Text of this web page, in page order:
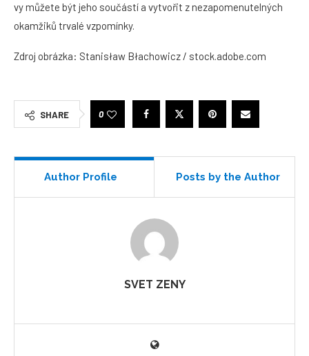
vy můžete být jeho součástí a vytvořit z nezapomenutelných
okamžiků trvalé vzpomínky.
Zdroj obrázka: Stanisław Błachowicz / stock.adobe.com
SHARE 0
Author Profile Posts by the Author
SVET ZENY